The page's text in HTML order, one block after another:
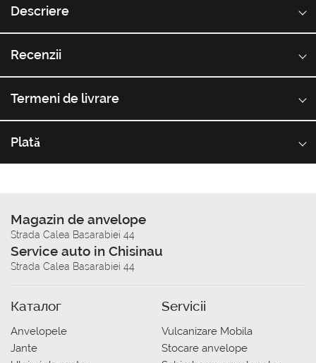
Descriere
Recenzii
Termeni de livrare
Plată
Magazin de anvelope
Strada Calea Basarabiei 44
Service auto in Chisinau
Strada Calea Basarabiei 44
Каталог
Anvelopele
Jante
Servicii
Vulcanizare Mobila
Stocare anvelope